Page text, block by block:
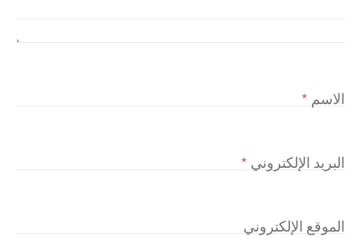
الاسم *
البريد الإلكتروني *
الموقع الإلكتروني